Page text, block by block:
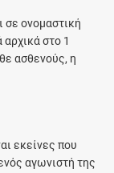
σε ονομαστική
στο 1
ασθενούς, η
εκείνες που
αγωνιστή της